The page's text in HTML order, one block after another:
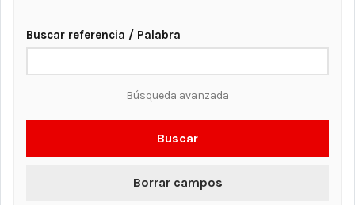
Buscar referencia / Palabra
Búsqueda avanzada
Buscar
Borrar campos